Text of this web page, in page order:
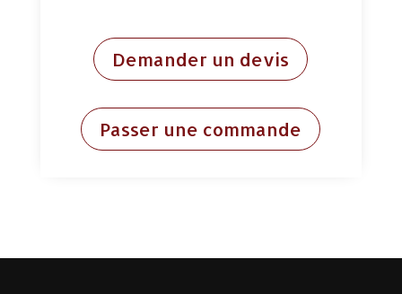
Demander un devis
Passer une commande